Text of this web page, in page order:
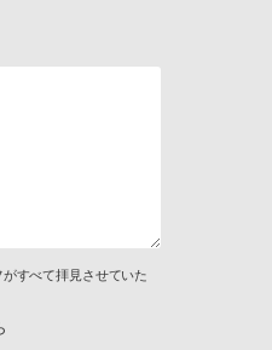
すべて拝見させていた